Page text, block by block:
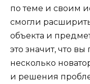
по теме и своим
смогли
объекта и
это значит, что
несколько
и решения